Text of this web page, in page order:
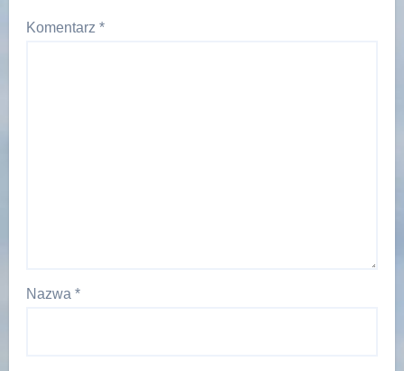
Komentarz *
Nazwa *